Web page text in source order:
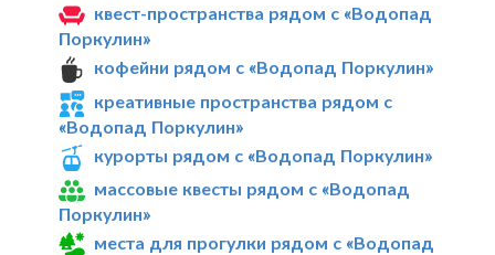
квест-пространства рядом с «Водопад
Поркулин»
кофейни рядом с «Водопад Поркулин»
креативные пространства рядом с
«Водопад Поркулин»
курорты рядом с «Водопад Поркулин»
массовые квесты рядом с «Водопад
Поркулин»
места для прогулки рядом с «Водопад